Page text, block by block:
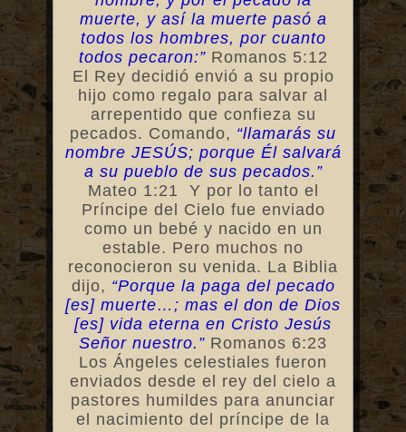
muerte, y así la muerte pasó a
todos los hombres, por cuanto
todos pecaron:”Romanos 5:12
El Rey decidió envió a su propio
hijo como regalo para salvar al
arrepentido que confieza su
pecados. Comando, “llamarás su
nombre JESÚS; porque Él salvará
a su pueblo de sus pecados.”
Mateo 1:21 Y por lo tanto el
Príncipe del Cielo fue enviado
como un bebé y nacido en un
estable. Pero muchos no
reconocieron su venida. La Biblia
dijo, “Porque la paga del pecado
[es] muerte…; mas el don de Dios
[es] vida eterna en Cristo Jesús
Señor nuestro.” Romanos 6:23
Los Ángeles celestiales fueron
enviados desde el rey del cielo a
pastores humildes para anunciar
el nacimiento del príncipe de la